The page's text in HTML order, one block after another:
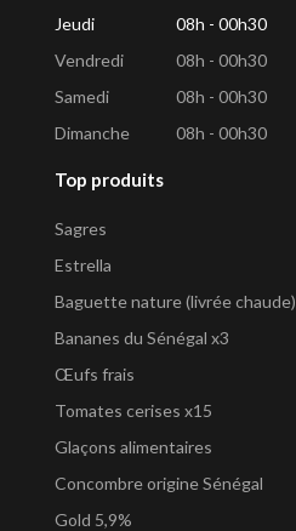
Jeudi
08h - 00h30
Vendredi
08h - 00h30
Samedi
08h - 00h30
Dimanche
08h - 00h30
Top produits
Sagres
Estrella
Baguette nature (livrée chaude)
Bananes du Sénégal x3
Œufs frais
Tomates cerises x15
Glaçons alimentaires
Concombre origine Sénégal
Gold 5,9%